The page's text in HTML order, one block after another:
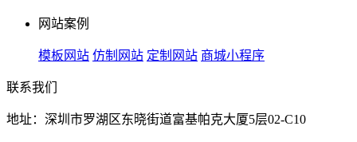
网站案例
模板网站 仿制网站 定制网站 商城小程序
联系我们
地址：深圳市罗湖区东晓街道富基帕克大厦5层02-C10